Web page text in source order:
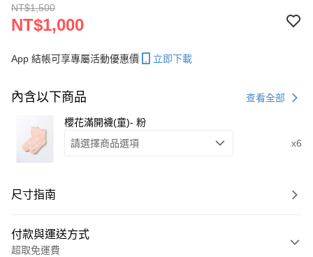
NT$1,500
NT$1,000
App 結帳可享專屬活動優惠價 立即下載
內含以下商品 查看全部
櫻花滿開襪(童)- 粉
請選擇商品選項
x6
尺寸指南
付款與運送方式
超取免運費